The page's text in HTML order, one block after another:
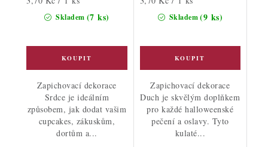
Skladem (7 ks)
Zapichovací dekorace
Srdce je ideálním
způsobem, jak dodat vašim
cupcakes, zákuskům,
dortům a...
Skladem(9 ks)
Zapichovací dekorace
Duch je skvělým doplňkem
pro každé halloweenské
pečení a oslavy. Tyto
kulaté...